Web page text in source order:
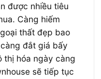
được nhiều tiêu
Càng hiếm
thất đẹp bao
đắt giá bấy
thị hóa ngày càng
sẽ tiếp tục